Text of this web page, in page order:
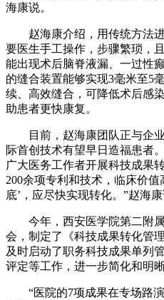
海康说。
赵海康介绍，用传统方法进
要医生手工操作，步骤繁琐，
能出现术后脑脊液漏、一过性
的缝合装置能够实现3毫米至5
续、高效缝合，可降低术后感
助患者更快康复。
目前，赵海康团队正与企业
际首创技术有望早日造福患者
广大医务工作者开展科技成果
200余项专利和技术，临床价值
底’，应尽快实现转化。”赵海康
今年，西安医学院第二附属
会，制定了《科技成果转化管
及时启动了职务科技成果单列
评定等工作，进一步简化和明
“医院的7项成果在专场路演